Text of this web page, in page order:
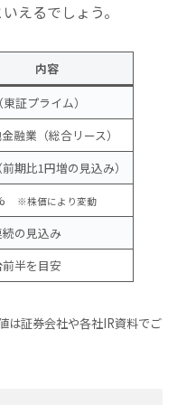
えるでしょう。
内容
証プライム）
融業（総合リース）
期比1円増の見込み）
※株価により変動
の見込み
半を目安
は証券会社や各社IR資料でご